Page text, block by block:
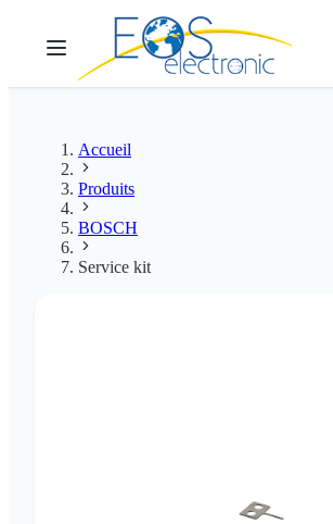
Accueil
Produits
BOSCH
Service kit